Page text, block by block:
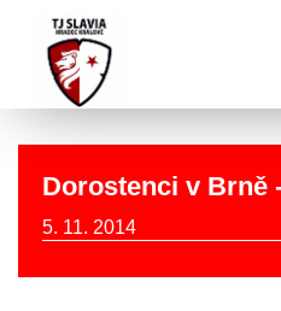
Dorostenci v Brně
5. 11. 2014